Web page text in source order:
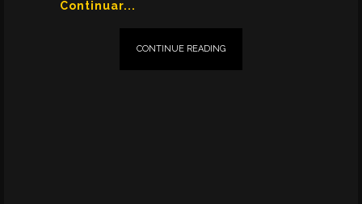
Continuar...
CONTINUE READING